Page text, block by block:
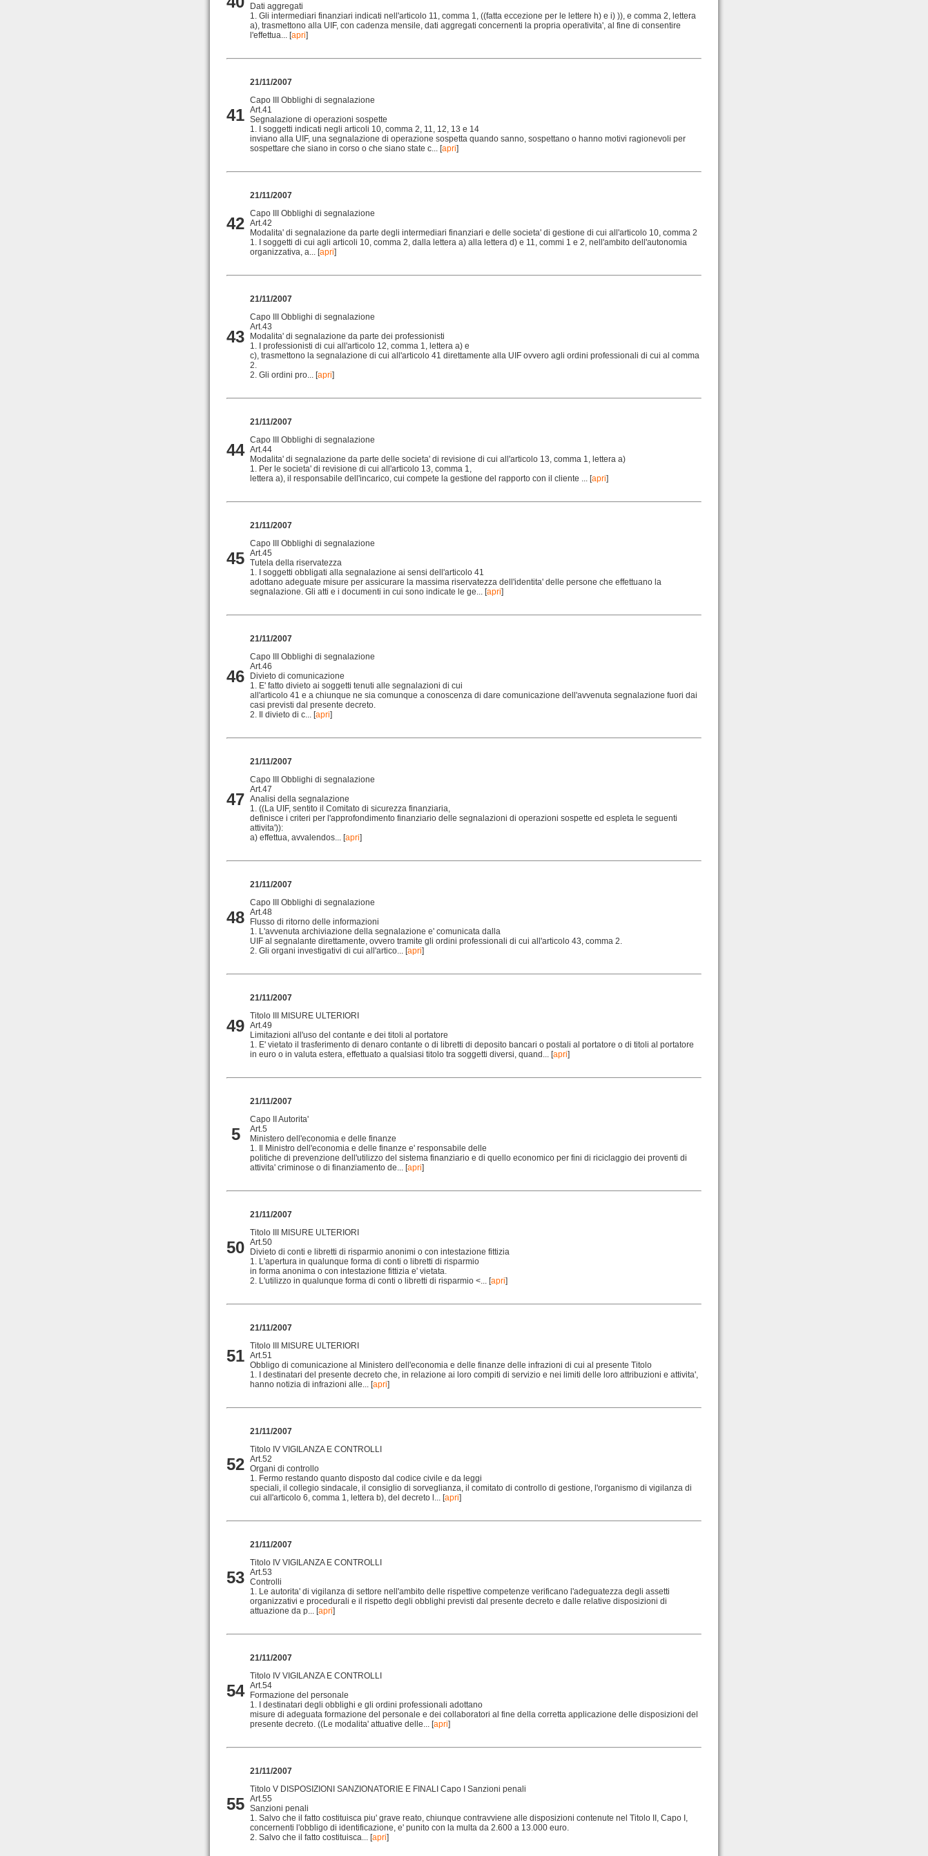
Dati aggregati
1. Gli intermediari finanziari indicati nell'articolo 11, comma 1, ((fatta eccezione per le lettere h) e i) )), e comma 2, lettera
a), trasmettono alla UIF, con cadenza mensile, dati aggregati concernenti la propria operativita', al fine di consentire
l'effettua... [apri]
41
21/11/2007
Capo III Obblighi di segnalazione
Art.41
Segnalazione di operazioni sospette
1. I soggetti indicati negli articoli 10, comma 2, 11, 12, 13 e 14
inviano alla UIF, una segnalazione di operazione sospetta quando sanno, sospettano o hanno motivi ragionevoli per
sospettare che siano in corso o che siano state c... [apri]
42
21/11/2007
Capo III Obblighi di segnalazione
Art.42
Modalita' di segnalazione da parte degli intermediari finanziari e delle societa' di gestione di cui all'articolo 10, comma 2
1. I soggetti di cui agli articoli 10, comma 2, dalla lettera a) alla lettera d) e 11, commi 1 e 2, nell'ambito dell'autonomia
organizzativa, a... [apri]
43
21/11/2007
Capo III Obblighi di segnalazione
Art.43
Modalita' di segnalazione da parte dei professionisti
1. I professionisti di cui all'articolo 12, comma 1, lettera a) e
c), trasmettono la segnalazione di cui all'articolo 41 direttamente alla UIF ovvero agli ordini professionali di cui al comma
2.
2. Gli ordini pro... [apri]
44
21/11/2007
Capo III Obblighi di segnalazione
Art.44
Modalita' di segnalazione da parte delle societa' di revisione di cui all'articolo 13, comma 1, lettera a)
1. Per le societa' di revisione di cui all'articolo 13, comma 1,
lettera a), il responsabile dell'incarico, cui compete la gestione del rapporto con il cliente ... [apri]
45
21/11/2007
Capo III Obblighi di segnalazione
Art.45
Tutela della riservatezza
1. I soggetti obbligati alla segnalazione ai sensi dell'articolo 41
adottano adeguate misure per assicurare la massima riservatezza dell'identita' delle persone che effettuano la
segnalazione. Gli atti e i documenti in cui sono indicate le ge... [apri]
46
21/11/2007
Capo III Obblighi di segnalazione
Art.46
Divieto di comunicazione
1. E' fatto divieto ai soggetti tenuti alle segnalazioni di cui
all'articolo 41 e a chiunque ne sia comunque a conoscenza di dare comunicazione dell'avvenuta segnalazione fuori dai
casi previsti dal presente decreto.
2. Il divieto di c... [apri]
47
21/11/2007
Capo III Obblighi di segnalazione
Art.47
Analisi della segnalazione
1. ((La UIF, sentito il Comitato di sicurezza finanziaria,
definisce i criteri per l'approfondimento finanziario delle segnalazioni di operazioni sospette ed espleta le seguenti
attivita')):
a) effettua, avvalendos... [apri]
48
21/11/2007
Capo III Obblighi di segnalazione
Art.48
Flusso di ritorno delle informazioni
1. L'avvenuta archiviazione della segnalazione e' comunicata dalla
UIF al segnalante direttamente, ovvero tramite gli ordini professionali di cui all'articolo 43, comma 2.
2. Gli organi investigativi di cui all'artico... [apri]
49
21/11/2007
Titolo III MISURE ULTERIORI
Art.49
Limitazioni all'uso del contante e dei titoli al portatore
1. E' vietato il trasferimento di denaro contante o di libretti di deposito bancari o postali al portatore o di titoli al portatore
in euro o in valuta estera, effettuato a qualsiasi titolo tra soggetti diversi, quand... [apri]
5
21/11/2007
Capo II Autorita'
Art.5
Ministero dell'economia e delle finanze
1. Il Ministro dell'economia e delle finanze e' responsabile delle
politiche di prevenzione dell'utilizzo del sistema finanziario e di quello economico per fini di riciclaggio dei proventi di
attivita' criminose o di finanziamento de... [apri]
50
21/11/2007
Titolo III MISURE ULTERIORI
Art.50
Divieto di conti e libretti di risparmio anonimi o con intestazione fittizia
1. L'apertura in qualunque forma di conti o libretti di risparmio
in forma anonima o con intestazione fittizia e' vietata.
2. L'utilizzo in qualunque forma di conti o libretti di risparmio <... [apri]
51
21/11/2007
Titolo III MISURE ULTERIORI
Art.51
Obbligo di comunicazione al Ministero dell'economia e delle finanze delle infrazioni di cui al presente Titolo
1. I destinatari del presente decreto che, in relazione ai loro compiti di servizio e nei limiti delle loro attribuzioni e attivita',
hanno notizia di infrazioni alle... [apri]
52
21/11/2007
Titolo IV VIGILANZA E CONTROLLI
Art.52
Organi di controllo
1. Fermo restando quanto disposto dal codice civile e da leggi
speciali, il collegio sindacale, il consiglio di sorveglianza, il comitato di controllo di gestione, l'organismo di vigilanza di
cui all'articolo 6, comma 1, lettera b), del decreto l... [apri]
53
21/11/2007
Titolo IV VIGILANZA E CONTROLLI
Art.53
Controlli
1. Le autorita' di vigilanza di settore nell'ambito delle rispettive competenze verificano l'adeguatezza degli assetti
organizzativi e procedurali e il rispetto degli obblighi previsti dal presente decreto e dalle relative disposizioni di
attuazione da p... [apri]
54
21/11/2007
Titolo IV VIGILANZA E CONTROLLI
Art.54
Formazione del personale
1. I destinatari degli obblighi e gli ordini professionali adottano
misure di adeguata formazione del personale e dei collaboratori al fine della corretta applicazione delle disposizioni del
presente decreto. ((Le modalita' attuative delle... [apri]
55
21/11/2007
Titolo V DISPOSIZIONI SANZIONATORIE E FINALI Capo I Sanzioni penali
Art.55
Sanzioni penali
1. Salvo che il fatto costituisca piu' grave reato, chiunque contravviene alle disposizioni contenute nel Titolo II, Capo I,
concernenti l'obbligo di identificazione, e' punito con la multa da 2.600 a 13.000 euro.
2. Salvo che il fatto costituisca... [apri]